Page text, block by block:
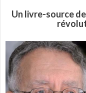
Un livre-source